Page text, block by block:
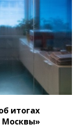
итогах
Москвы»